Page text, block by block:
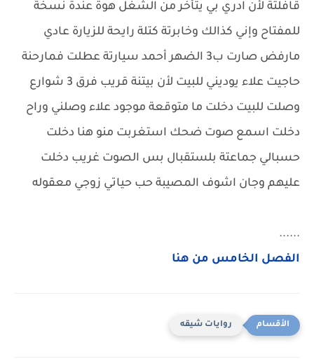
قافلتة لأن ادري بي يتأخر من الشغل هوة عندة نسخة
للمفتاح وإني كذالك وخابرتة كتلة رايحة للزيارة عادي
مارفض صارت ب3 الضهر أحمد سيارتة عطلت فمارحنة
حاجيت علاء يوديني للبيت لأن بيتنة قريب فرق 3 شوارع
وصلت للبيت دخلت ما متوقعة موجود علاء وصلني وراح
دخلت اسمع صوت ضحك استغربت منو هنا دخلت
حسبالي جماعتة بلستقبال بس الصوت غريب دخلت
عليهم وجان اشوف المصيبة حب حياتي زوجي معقوله
......
الفصل الخامس من هنا
روايات شيقه